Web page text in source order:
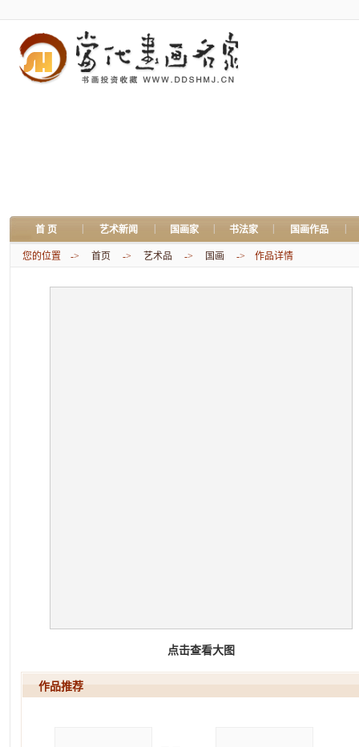
首 页 艺术新闻 国画家 书法家 国画作品
您的位置 -> 首页 -> 艺术品 -> 国画 -> 作品详情
点击查看大图
作品推荐